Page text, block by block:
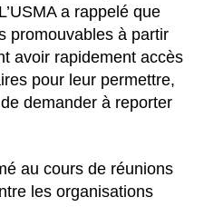
a rappelé que
promouvables à partir
avoir rapidement accès
pour leur permettre,
demander à reporter
au cours de réunions
les organisations